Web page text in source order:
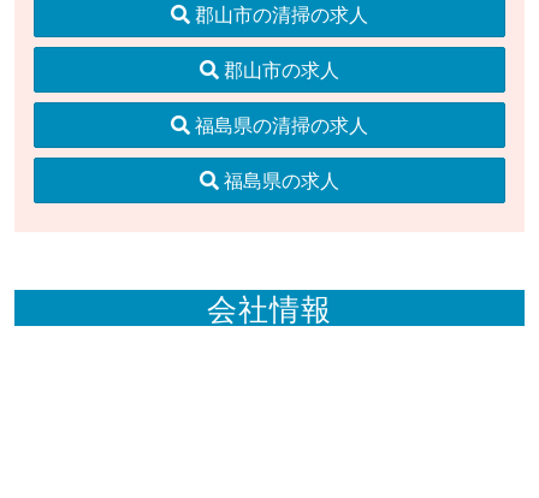
郡山市の清掃の求人
郡山市の求人
福島県の清掃の求人
福島県の求人
会社情報